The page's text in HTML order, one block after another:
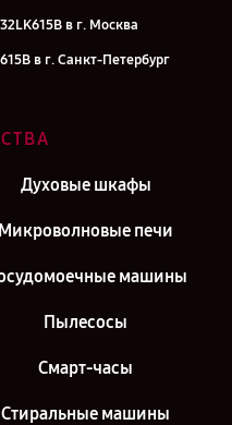
в г. Москва
в г. Санкт-Петербург
Духовые шкафы
Микроволновые печи
машины
Пылесосы
Смарт-часы
Стиральные машины